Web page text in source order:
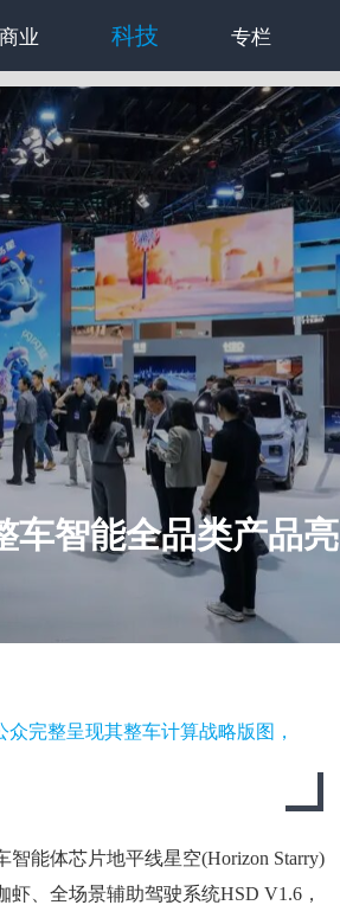
商业 科技 专栏
车智能全品类产品亮
完整呈现其整车计算战略版图，
能体芯片地平线星空(Horizon Starry)
虾、全场景辅助驾驶系统HSD V1.6，